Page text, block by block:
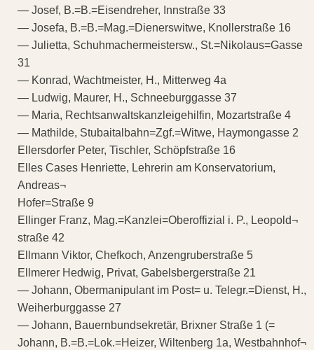
— Josef, B.=B.=Eisendreher, Innstraße 33
— Josefa, B.=B.=Mag.=Dienerswitwe, Knollerstraße 16
— Julietta, Schuhmachermeistersw., St.=Nikolaus=Gasse
31
— Konrad, Wachtmeister, H., Mitterweg 4a
— Ludwig, Maurer, H., Schneeburggasse 37
— Maria, Rechtsanwaltskanzleigehilfin, Mozartstraße 4
— Mathilde, Stubaitalbahn=Zgf.=Witwe, Haymongasse 2
Ellersdorfer Peter, Tischler, Schöpfstraße 16
Elles Cases Henriette, Lehrerin am Konservatorium,
Andreas¬
Hofer=Straße 9
Ellinger Franz, Mag.=Kanzlei=Oberoffizial i. P., Leopold¬
straße 42
Ellmann Viktor, Chefkoch, Anzengruberstraße 5
Ellmerer Hedwig, Privat, Gabelsbergerstraße 21
— Johann, Obermanipulant im Post= u. Telegr.=Dienst, H.,
Weiherburggasse 27
— Johann, Bauernbundsekretär, Brixner Straße 1 (=
Johann, B.=B.=Lok.=Heizer, Wiltenberg 1a, Westbahnhof¬